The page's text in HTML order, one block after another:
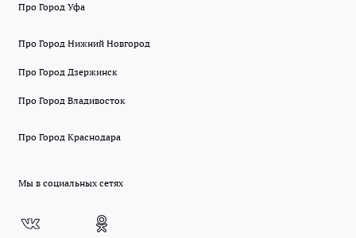
Про Город Уфа
Про Город Нижний Новгород
Про Город Дзержинск
Про Город Владивосток
Про Город Краснодара
Мы в социальных сетях